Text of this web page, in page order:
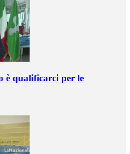
qualificarci per le